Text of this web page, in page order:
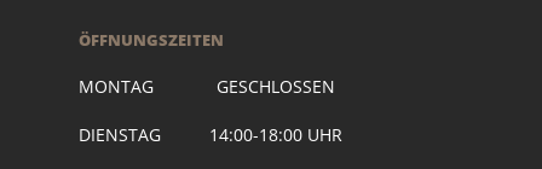
ÖFFNUNGSZEITEN
MONTAG GESCHLOSSEN
DIENSTAG 14:00-18:00 UHR